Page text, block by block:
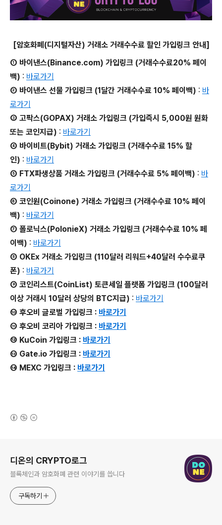
[암호화폐(디지털자산) 거래소 거래수수료 할인 가입링크 안내]
① 바이낸스(Binance.com) 가입링크 (거래수수료20% 페이
백) : 바로가기
② 바이낸스 선물 가입링크 (1달간 거래수수료 10% 페이백) : 바
로가기
③ 고팍스(GOPAX) 거래소 가입링크 (가입즉시 5,000원 원화
또는 코인지급) : 바로가기
④ 바이비트(Bybit) 거래소 가입링크 (거래수수료 15% 할
인) : 바로가기
⑤ FTX파생상품 거래소 가입링크 (거래수수료 5% 페이백) : 바
로가기
⑥ 코인원(Coinone) 거래소 가입링크 (거래수수료 10% 페이
백) : 바로가기
⑦ 폴로닉스(PolonieX) 거래소 가입링크 (거래수수료 10% 페
이백) : 바로가기
⑧ OKEx 거래소 가입링크 (110달러 리워드+40달러 수수료쿠
폰) : 바로가기
⑨ 코인리스트(CoinList) 토큰세일 플랫폼 가입링크 (100달러
이상 거래시 10달러 상당의 BTC지급) : 바로가기
⑩ 후오비 글로벌 가입링크 : 바로가기
⑪ 후오비 코리아 가입링크 : 바로가기
⑫ KuCoin 가입링크 : 바로가기
⑬ Gate.io 가입링크 : 바로가기
⑭ MEXC 가입링크 : 바로가기
디온의 CRYPTO로그
블록체인과 암호화폐 관련 이야기를 씁니다
구독하기